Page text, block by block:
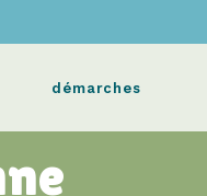
démarches